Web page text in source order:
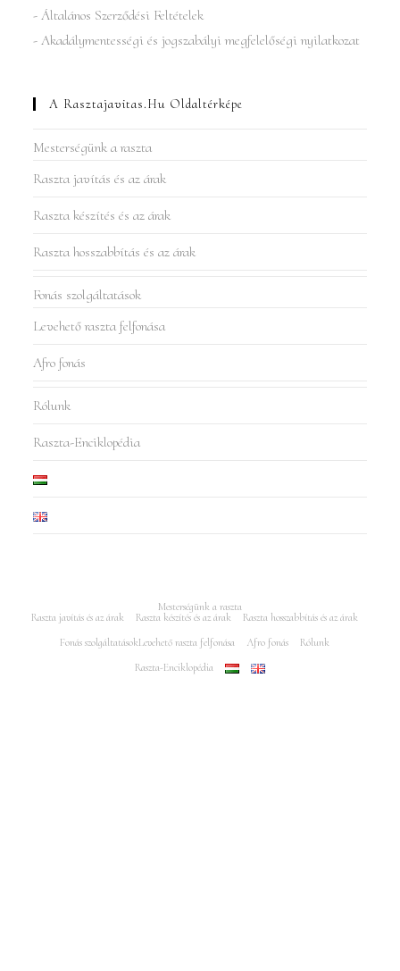
- Általános Szerződési Feltételek
- Akadálymentességi és jogszabályi megfelelőségi nyilatkozat
A Rasztajavitas.hu Oldaltérképe
Mesterségünk a raszta
Raszta javítás és az árak
Raszta készítés és az árak
Raszta hosszabbítás és az árak
Fonás szolgáltatások
Levehető raszta felfonása
Afro fonás
Rólunk
Raszta-Enciklopédia
Mesterségünk a raszta
Raszta javítás és az árak
Raszta készítés és az árak
Raszta hosszabbítás és az árak
Fonás szolgáltatásokLevehető raszta felfonása Afro fonás
Rólunk
Raszta-Enciklopédia